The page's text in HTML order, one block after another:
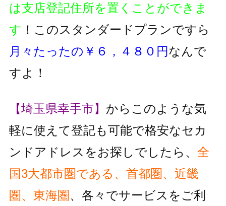
は支店登記住所を置くことができま
す ！このスタンダードプランですら
月々たったの￥６，４８０円なんで
すよ！
【埼玉県幸手市】 からこのような気
軽に使えて登記も可能で格安なセカ
ンドアドレスをお探しでしたら、 全
国3大都市圏である、首都圏、近畿
圏、東海圏、各々でサービスをご利